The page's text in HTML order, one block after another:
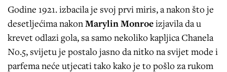
Godine 1921. izbacila je svoj prvi miris, a nakon što je
desetljećima nakonMarylin Monroeizjavila da u
krevet odlazi gola, sa samo nekoliko kapljica Chanela
No.5, svijetu je postalo jasno da nitko na svijet mode i
parfema neće utjecati tako kako je to pošlo za rukom